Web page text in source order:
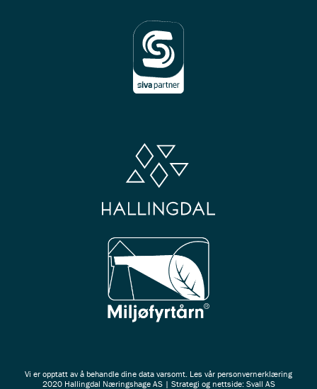
Vi er opptatt av å behandle dine data varsomt. Les vår personvernerklæring
2020 Hallingdal Næringshage AS | Strategi og nettside: Svall AS